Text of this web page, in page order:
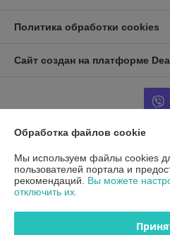
Политика обработки cookies
Сайт создан на платформе
Информация для покупателя
Юридическое лицо:
220141 г. Минск, ул. Франциска
Обработка файлов cookie
Мы используем файлы cookies
пользователей портала и
рекомендаций. Вы можете
отключить их.